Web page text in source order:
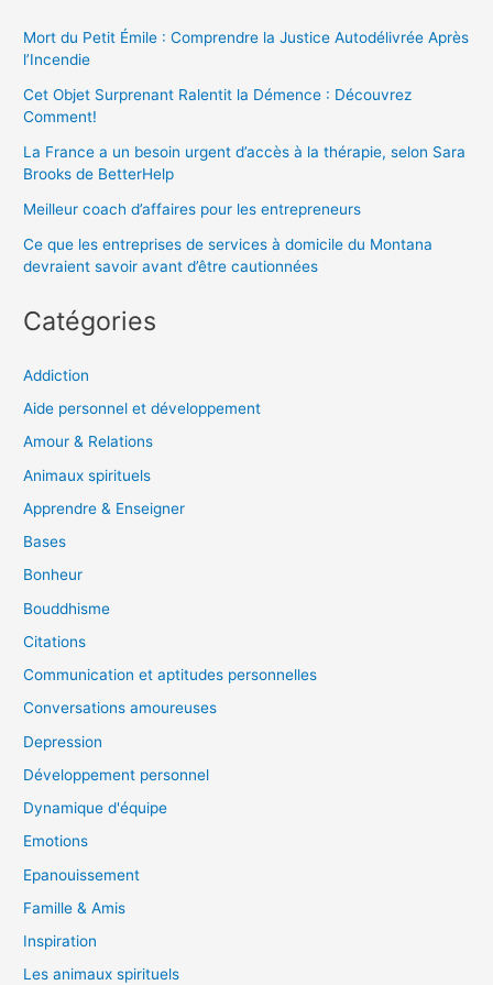
Mort du Petit Émile : Comprendre la Justice Autodélivrée Après
l’Incendie
Cet Objet Surprenant Ralentit la Démence : Découvrez
Comment!
La France a un besoin urgent d’accès à la thérapie, selon Sara
Brooks de BetterHelp
Meilleur coach d’affaires pour les entrepreneurs
Ce que les entreprises de services à domicile du Montana
devraient savoir avant d’être cautionnées
Catégories
Addiction
Aide personnel et développement
Amour & Relations
Animaux spirituels
Apprendre & Enseigner
Bases
Bonheur
Bouddhisme
Citations
Communication et aptitudes personnelles
Conversations amoureuses
Depression
Développement personnel
Dynamique d'équipe
Emotions
Epanouissement
Famille & Amis
Inspiration
Les animaux spirituels